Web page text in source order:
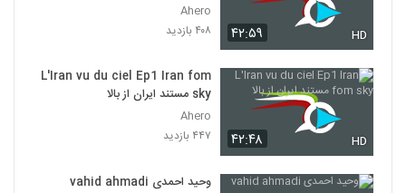
۴۲:۵۹ HD
Ahero
۴۰۸ بازدید
۴۲:۴۸ HD
L'Iran vu du ciel Ep1 Iran fom
sky مستند ایران از بالا
Ahero
۴۴۷ بازدید
وحید احمدی vahid ahmadi